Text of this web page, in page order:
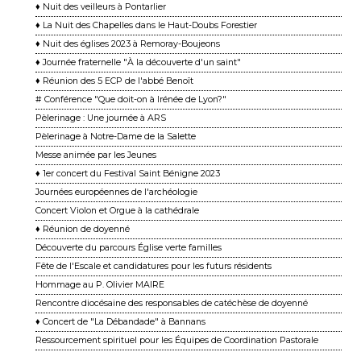
♦ Nuit des veilleurs à Pontarlier
♦ La Nuit des Chapelles dans le Haut-Doubs Forestier
♦ Nuit des églises 2023 à Remoray-Boujeons
♦ Journée fraternelle "À la découverte d'un saint"
♦ Réunion des 5 ECP de l'abbé Benoît
# Conférence "Que doit-on à Irénée de Lyon?"
Pèlerinage : Une journée à ARS
Pèlerinage à Notre-Dame de la Salette
Messe animée par les Jeunes
♦ 1er concert du Festival Saint Bénigne 2023
Journées européennes de l'archéologie
Concert Violon et Orgue à la cathédrale
♦ Réunion de doyenné
Découverte du parcours Église verte familles
Fête de l'Escale et candidatures pour les futurs résidents
Hommage au P. Olivier MAIRE
Rencontre diocésaine des responsables de catéchèse de doyenné
♦ Concert de "La Débandade" à Bannans
Ressourcement spirituel pour les Équipes de Coordination Pastorale